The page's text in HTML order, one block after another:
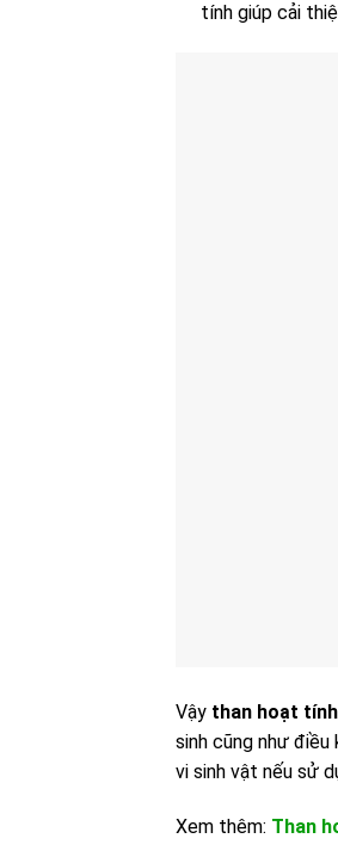
tính giúp cải
Vậy than hoạt
sinh cũng như
vi sinh vật nếu sử
Xem thêm: Than